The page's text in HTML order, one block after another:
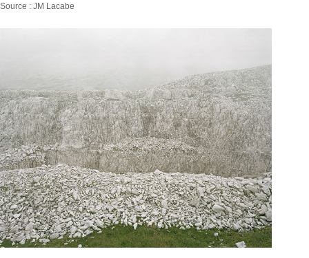
Source : JM Lacabe